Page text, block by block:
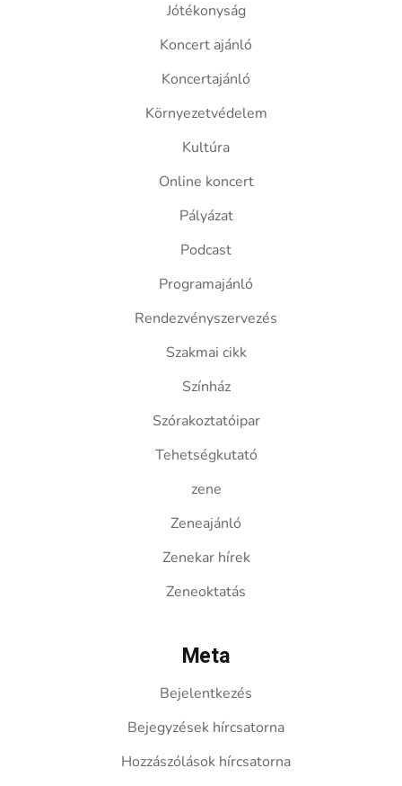
Jótékonyság
Koncert ajánló
Koncertajánló
Környezetvédelem
Kultúra
Online koncert
Pályázat
Podcast
Programajánló
Rendezvényszervezés
Szakmai cikk
Színház
Szórakoztatóipar
Tehetségkutató
zene
Zeneajánló
Zenekar hírek
Zeneoktatás
Meta
Bejelentkezés
Bejegyzések hírcsatorna
Hozzászólások hírcsatorna